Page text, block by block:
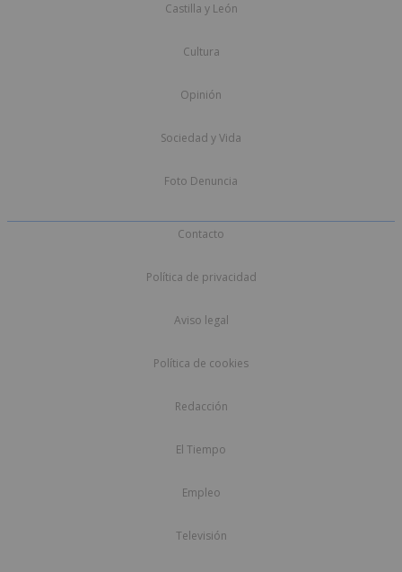
Castilla y León
Cultura
Opinión
Sociedad y Vida
Foto Denuncia
Contacto
Política de privacidad
Aviso legal
Política de cookies
Redacción
El Tiempo
Empleo
Televisión